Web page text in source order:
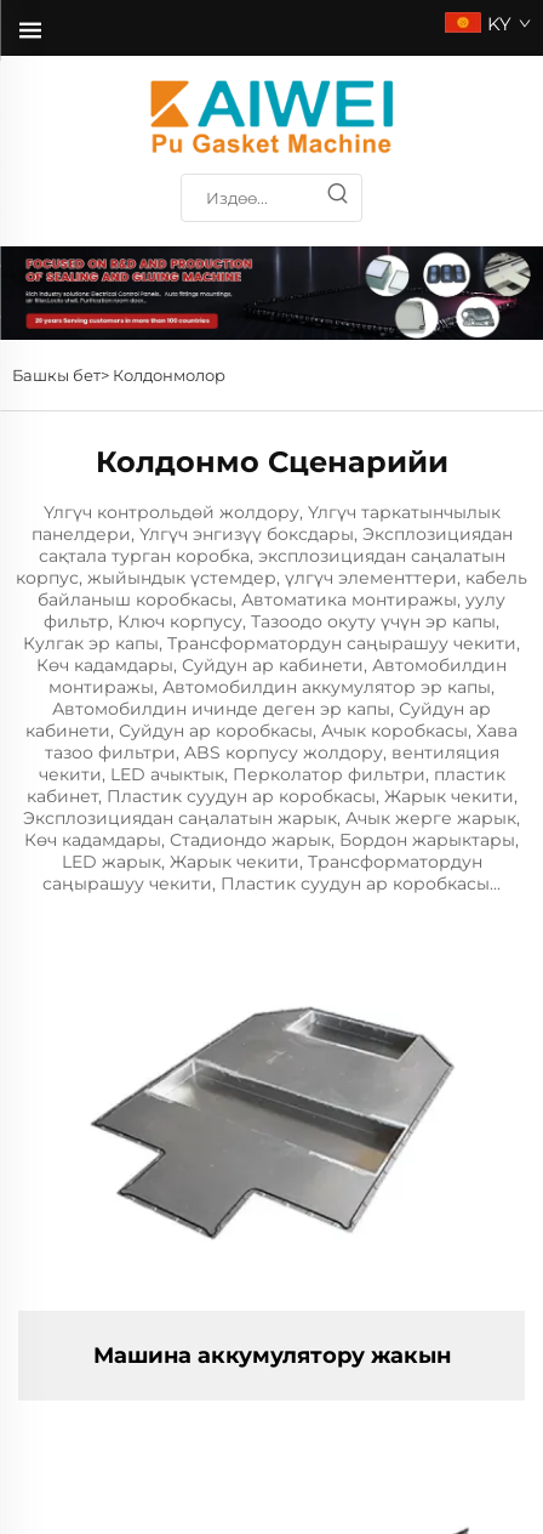
KY
Башкы бет> Колдонмолор
Колдонмо Сценарийи
Үлгүч контрольдөй жолдору, Үлгүч таркатынчылык
панелдери, Үлгүч энгизүү боксдары, Эксплозициядан
сақтала турган коробка, эксплозициядан саңалатын
корпус, жыйындык үстемдер, үлгүч элементтери, кабель
байланыш коробкасы, Автоматика монтиражы, уулу
фильтр, Ключ корпусу, Тазоодо окуту үчүн эр капы,
Кулгак эр капы, Трансформатордун саңырашуу чекити,
Көч кадамдары, Суйдун ар кабинети, Автомобилдин
монтиражы, Автомобилдин аккумулятор эр капы,
Автомобилдин ичинде деген эр капы, Суйдун ар
кабинети, Суйдун ар коробкасы, Ачык коробкасы, Хава
тазоо фильтри, ABS корпусу жолдору, вентиляция
чекити, LED ачыктык, Перколатор фильтри, пластик
кабинет, Пластик суудун ар коробкасы, Жарык чекити,
Эксплозициядан саңалатын жарык, Ачык жерге жарык,
Көч кадамдары, Стадиондо жарык, Бордон жарыктары,
LED жарык, Жарык чекити, Трансформатордун
саңырашуу чекити, Пластик суудун ар коробкасы...
Машина аккумулятору жакын